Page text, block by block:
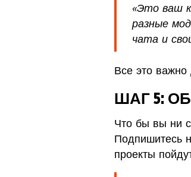
«Это ваш
разные
чата и
Все это
ШАГ 5:
Что бы вы ни
Подпишитесь
проекты